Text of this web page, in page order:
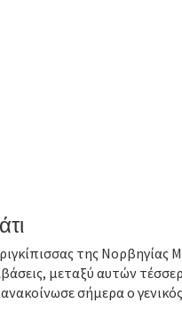
της
μεταξύ αυτών
σήμερα ο